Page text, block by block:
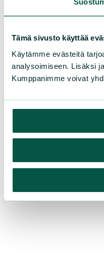
Tämä sivusto käyttää
Käytämme evästeitä
analysoimiseen. Lisäksi
Kumppanimme voivat